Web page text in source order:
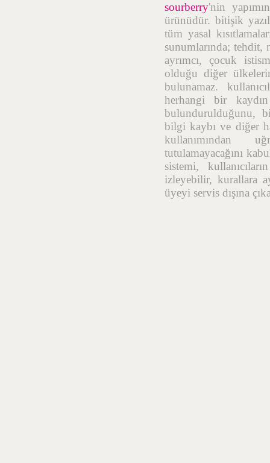
sourberry'nin
ürünüdür. bitişik
tüm yasal
sunumlarında; tehdit,
ayrımcı, çocuk
olduğu diğer ülkelerin
bulunamaz.
herhangi bir
bulundurulduğunu,
bilgi kaybı ve diğer
kullanımından
tutulamayacağını
sistemi,
izleyebilir, kurallara
üyeyi servis dışına